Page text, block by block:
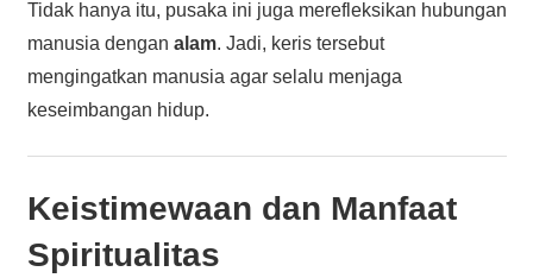
Tidak hanya itu, pusaka ini juga merefleksikan hubungan
manusia dengan alam. Jadi, keris tersebut
mengingatkan manusia agar selalu menjaga
keseimbangan hidup.
Keistimewaan dan Manfaat
Spiritualitas